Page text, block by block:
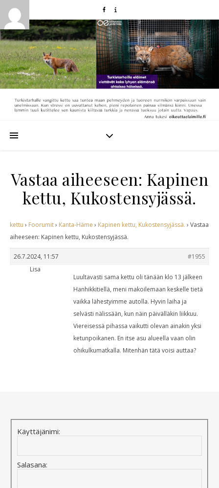
Vastaa aiheeseen: Kapinen
kettu, Kukostensyjässä.
kettu › Foorumit› Kanta-Häme › Kapinen kettu, Kukostensyjässä. › Vastaa
aiheeseen: Kapinen kettu, Kukostensyjässä.
26.7.2024, 11:57
#1955
Lisa
Luultavasti sama kettu oli tänään klo 13 jälkeen
Hanhikkitiellä, meni makoilemaan keskelle tietä
vaikka lähestyimme autolla. Hyvin laiha ja
selvästi nälissään, kun näin päivälläkin liikkuu.
Viereisessä pihassa vaikutti olevan ainakin yksi
ketunpoikanen. En itse asu alueella vaan olin
ohikulkumatkalla. Mitenhän tätä voisi auttaa?
Käyttäjänimi:
Salasana: